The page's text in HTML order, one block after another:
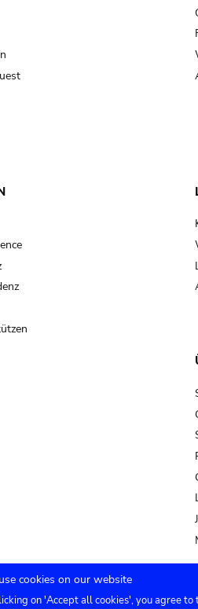
cookies on our website
on 'Accept all cookies', you agree